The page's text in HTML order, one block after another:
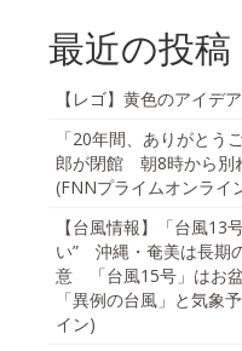
最近の投稿
【レゴ】黄色のアイデ
「20年間、ありがとう
郎が閉館 朝8時から別
(FNNプライムオンライ
【台風情報】「台風
い” 沖縄・奄美は長期
意 「台風15号」はお
「異例の台風」と気象
イン)